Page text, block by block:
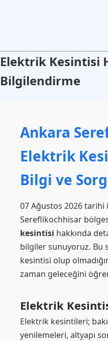
Elektrik Kesintisi
Bilgilendirme
Ankara
Elektrik
Bilgi ve
07 Ağustos 2026 tarihi
Sereflikochhisar
kesintisi hakkında
bilgiler sunuyoruz. Bu
kesintisi olup
zaman geleceğini
Elektrik
Elektrik kesintileri;
yenilemeleri, altyapı